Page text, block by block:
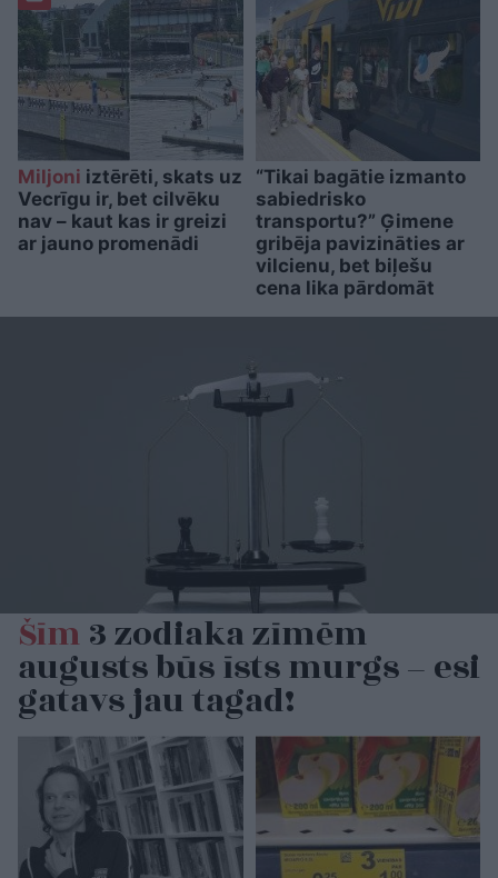
Miljoni iztērēti, skats uz
Vecrīgu ir, bet cilvēku
nav – kaut kas ir greizi
ar jauno promenādi
“Tikai bagātie izmanto
sabiedrisko
transportu?” Ģimene
gribēja pavizināties ar
vilcienu, bet biļešu
cena lika pārdomāt
Šīm3 zodiaka zīmēm
augusts būs īsts murgs – esi
gatavs jau tagad!